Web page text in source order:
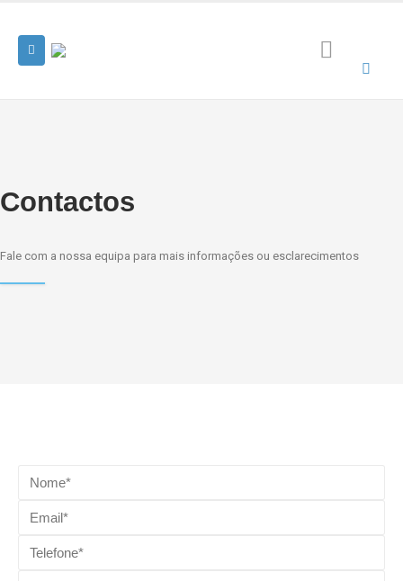
Contactos
Fale com a nossa equipa para mais informações ou esclarecimentos